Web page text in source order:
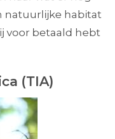
natuurlijke habitat
voor betaald hebt
(TIA)